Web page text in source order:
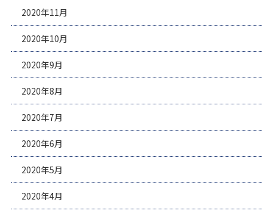
2020年11月
2020年10月
2020年9月
2020年8月
2020年7月
2020年6月
2020年5月
2020年4月